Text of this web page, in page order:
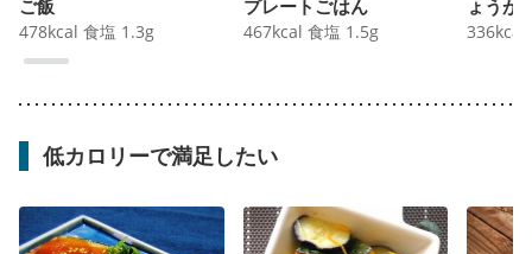
ご飯
478kcal 食塩 1.3g
プレートごはん
467kcal 食塩 1.5g
ょうが
336kcal
低カロリーで満足したい